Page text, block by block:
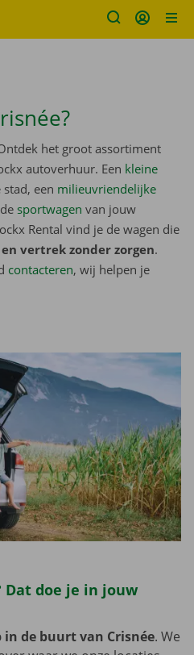
het groot assortiment
autoverhuur. Een kleine
een milieuvriendelijke
sportwagen van jouw
Rental vind je de wagen die
vertrek zonder zorgen.
contacteren, wij helpen je
Dat doe je in jouw
in de buurt van Crisnée. We